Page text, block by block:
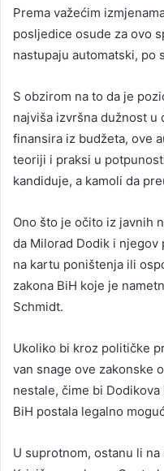
Prema važećim
posljedice osude za ovo
nastupaju automatski, po
S obzirom na to da je
najviša izvršna dužnost u
finansira iz budžeta, ove
teoriji i praksi u
kandiduje, a kamoli da
Ono što je očito iz javnih
da Milorad Dodik i
na kartu poništenja ili
zakona BiH koje je
Schmidt.
Ukoliko bi kroz političke
van snage ove zakonske
nestale, čime bi
BiH postala legalno
U suprotnom, ostanu li